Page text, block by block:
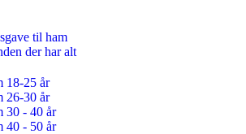
til ham
der har alt
18-25 år
26-30 år
30 - 40 år
40 - 50 år